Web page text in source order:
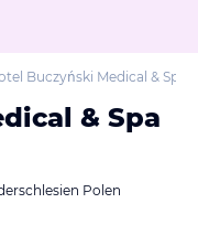
Buczyński Medical & Spa
& Spa
Polen